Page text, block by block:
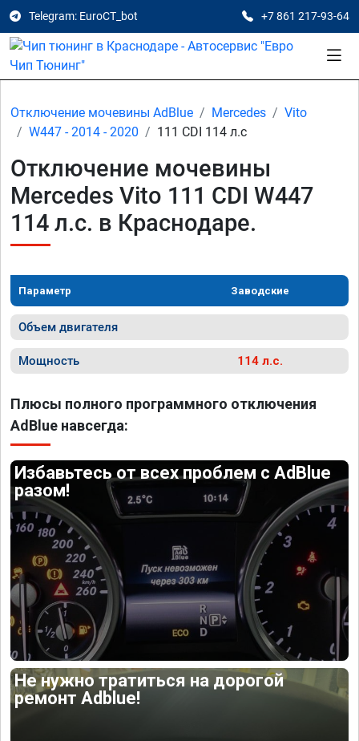
Telegram: EuroCT_bot +7 861 217-93-64
Отключение мочевины AdBlue Mercedes
Vito
W447 - 2014 - 2020
111 CDI 114 л.с
Отключение мочевины
Mercedes Vito 111 CDI W447
114 л.с. в Краснодаре.
Параметр Заводские
Объем двигателя
Мощность 114 л.с.
Плюсы полного программного отключения
AdBlue навсегда:
Избавьтесь от всех проблем с AdBlue
разом!
Не нужно тратиться на дорогой
ремонт Adblue!